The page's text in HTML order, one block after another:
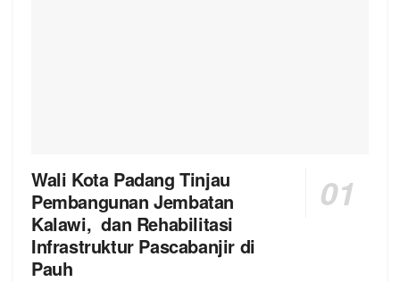
Wali Kota Padang Tinjau
Pembangunan Jembatan
Kalawi, dan Rehabilitasi
Infrastruktur Pascabanjir di
Pauh